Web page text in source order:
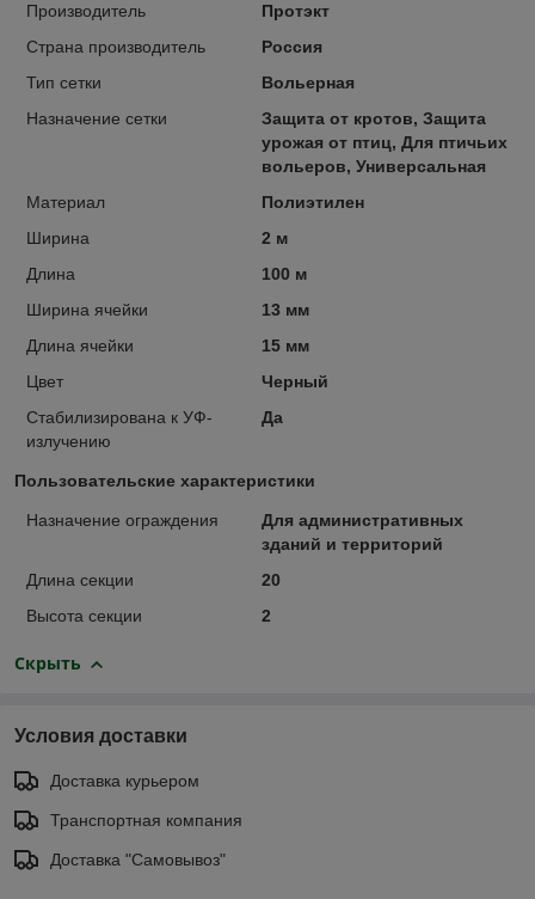
Производитель
Протэкт
Страна производитель
Россия
Тип сетки
Вольерная
Назначение сетки
Защита от кротов, Защита
урожая от птиц, Для птичьих
вольеров, Универсальная
Материал
Полиэтилен
Ширина
2 м
Длина
100 м
Ширина ячейки
13 мм
Длина ячейки
15 мм
Цвет
Черный
Стабилизирована к УФ-
излучению
Да
Пользовательские характеристики
Назначение ограждения
Для административных
зданий и территорий
Длина секции
20
Высота секции
2
Скрыть
Условия доставки
Доставка курьером
Транспортная компания
Доставка "Самовывоз"